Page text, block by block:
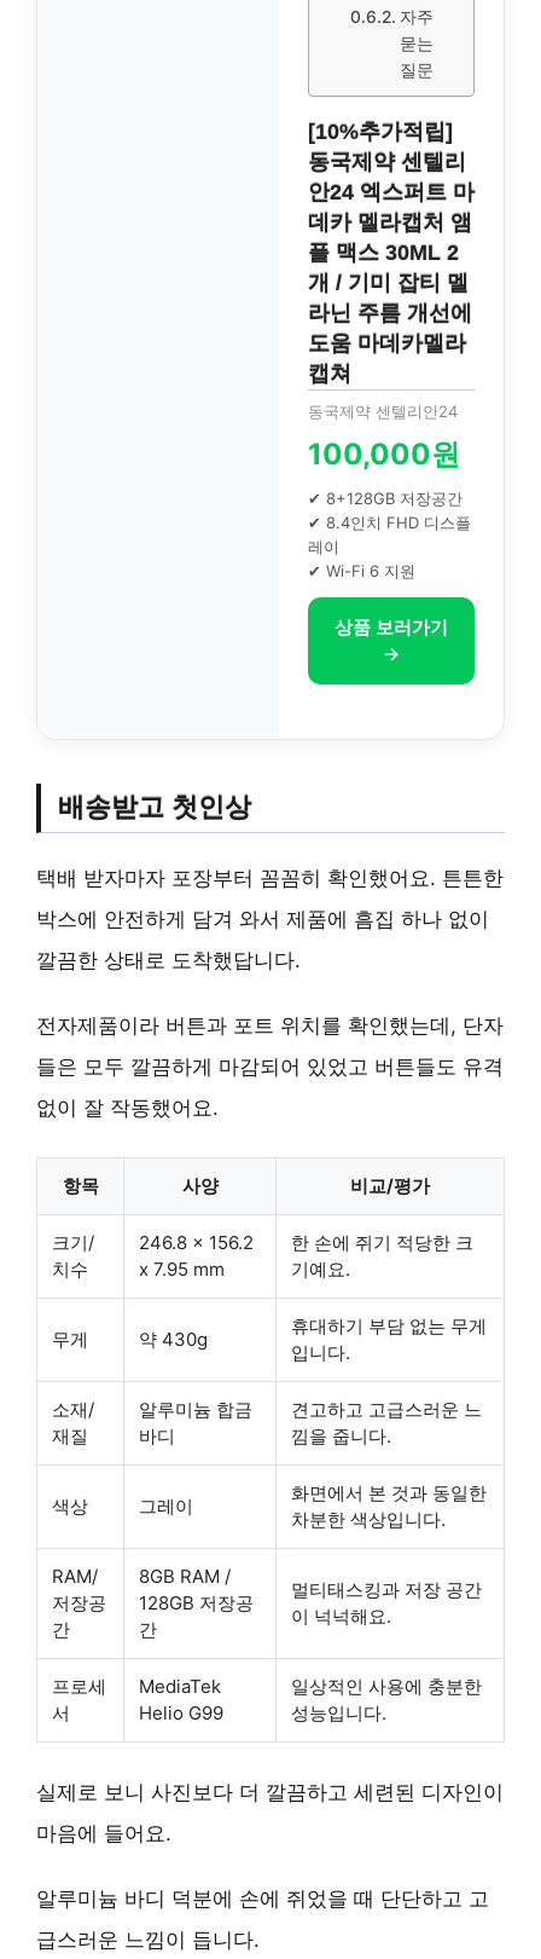
자주
묻는
질문
[10%추가적립]
동국제약 센텔리
안24 엑스퍼트 마
데카 멜라캡처 앰
플 맥스 30ML 2
개 / 기미 잡티 멜
라닌 주름 개선에
도움 마데카멜라
캡쳐
동국제약 센텔리안24
100,000원
✔ 8+128GB 저장공간
✔ 8.4인치 FHD 디스플
레이
✔ Wi-Fi 6 지원
상품 보러가기
→
배송받고 첫인상
택배 받자마자 포장부터 꼼꼼히 확인했어요. 튼튼한
박스에 안전하게 담겨 와서 제품에 흠집 하나 없이
깔끔한 상태로 도착했답니다.
전자제품이라 버튼과 포트 위치를 확인했는데, 단자
들은 모두 깔끔하게 마감되어 있었고 버튼들도 유격
없이 잘 작동했어요.
항목 사양 비교/평가
크기/
치수
246.8 x 156.2
x 7.95 mm
한 손에 쥐기 적당한 크
기예요.
무게 약 430g
휴대하기 부담 없는 무게
입니다.
소재/
재질
알루미늄 합금
바디
견고하고 고급스러운 느
낌을 줍니다.
색상 그레이
화면에서 본 것과 동일한
차분한 색상입니다.
RAM/
저장공
간
8GB RAM /
128GB 저장공
간
멀티태스킹과 저장 공간
이 넉넉해요.
프로세
서
MediaTek
Helio G99
일상적인 사용에 충분한
성능입니다.
실제로 보니 사진보다 더 깔끔하고 세련된 디자인이
마음에 들어요.
알루미늄 바디 덕분에 손에 쥐었을 때 단단하고 고
급스러운 느낌이 듭니다.